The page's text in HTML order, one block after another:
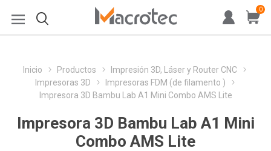
0
Inicio Productos
Impresión 3D, Láser y Router CNC
Impresoras 3D
Impresoras FDM (de filamento )
Impresora 3D Bambu Lab A1 Mini Combo AMS Lite
Impresora 3D Bambu Lab A1 Mini
Combo AMS Lite